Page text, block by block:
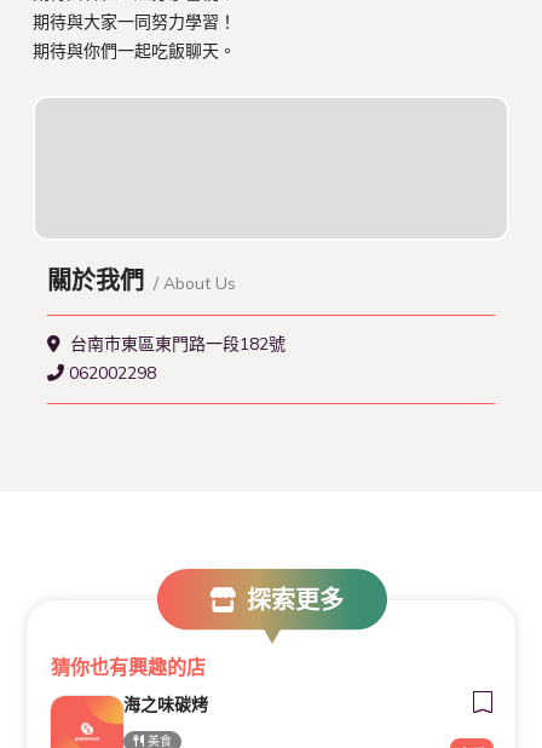
期待與大家一同努力學習！
期待與你們一起吃飯聊天。
關於我們 / About Us
台南市東區東門路一段182號
062002298
探索更多
猜你也有興趣的店
海之味碳烤
美食